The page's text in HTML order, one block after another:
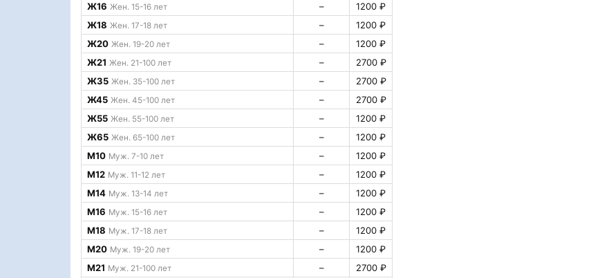
Ж16 Жен. 15-16 лет –
1200 ₽
Ж18 Жен. 17-18 лет –
1200 ₽
Ж20 Жен. 19-20 лет –
1200 ₽
Ж21 Жен. 21-100 лет –
2700 ₽
Ж35 Жен. 35-100 лет –
2700 ₽
Ж45 Жен. 45-100 лет –
2700 ₽
Ж55 Жен. 55-100 лет –
1200 ₽
Ж65 Жен. 65-100 лет –
1200 ₽
М10 Муж. 7-10 лет –
1200 ₽
М12 Муж. 11-12 лет –
1200 ₽
М14 Муж. 13-14 лет –
1200 ₽
М16 Муж. 15-16 лет –
1200 ₽
М18 Муж. 17-18 лет –
1200 ₽
М20 Муж. 19-20 лет –
1200 ₽
М21 Муж. 21-100 лет –
2700 ₽